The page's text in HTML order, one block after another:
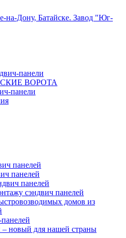
панели
ВОРОТА
панели
панелей
панелей
панелей
сэндвич панелей
домов из
– новый для нашей страны